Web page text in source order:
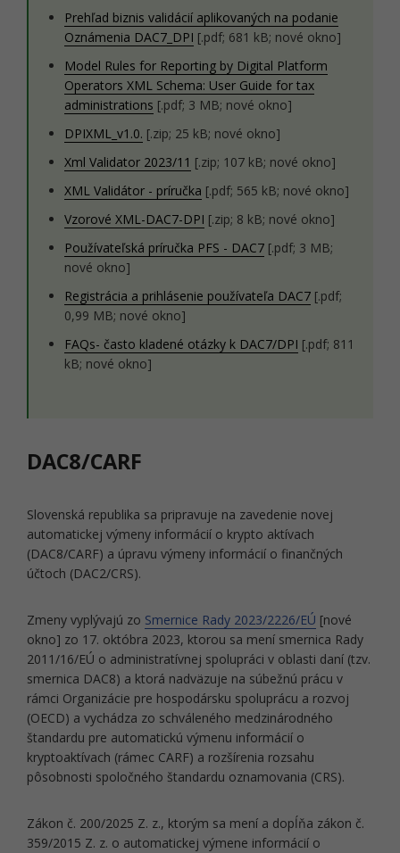
Prehľad biznis validácií aplikovaných na podanie
Oznámenia DAC7_DPI [.pdf; 681 kB; nové okno]
Model Rules for Reporting by Digital Platform
Operators XML Schema: User Guide for tax
administrations [.pdf; 3 MB; nové okno]
DPIXML_v1.0. [.zip; 25 kB; nové okno]
Xml Validator 2023/11 [.zip; 107 kB; nové okno]
XML Validátor - príručka [.pdf; 565 kB; nové okno]
Vzorové XML-DAC7-DPI [.zip; 8 kB; nové okno]
Používateľská príručka PFS - DAC7 [.pdf; 3 MB;
nové okno]
Registrácia a prihlásenie používateľa DAC7 [.pdf;
0,99 MB; nové okno]
FAQs- často kladené otázky k DAC7/DPI [.pdf; 811
kB; nové okno]
DAC8/CARF
Slovenská republika sa pripravuje na zavedenie novej
automatickej výmeny informácií o krypto aktívach
(DAC8/CARF) a úpravu výmeny informácií o finančných
účtoch (DAC2/CRS).
Zmeny vyplývajú zo Smernice Rady 2023/2226/EÚ [nové
okno] zo 17. októbra 2023, ktorou sa mení smernica Rady
2011/16/EÚ o administratívnej spolupráci v oblasti daní (tzv.
smernica DAC8) a ktorá nadväzuje na súbežnú prácu v
rámci Organizácie pre hospodársku spoluprácu a rozvoj
(OECD) a vychádza zo schváleného medzinárodného
štandardu pre automatickú výmenu informácií o
kryptoaktívach (rámec CARF) a rozšírenia rozsahu
pôsobnosti spoločného štandardu oznamovania (CRS).
Zákon č. 200/2025 Z. z., ktorým sa mení a dopĺňa zákon č.
359/2015 Z. z. o automatickej výmene informácií o